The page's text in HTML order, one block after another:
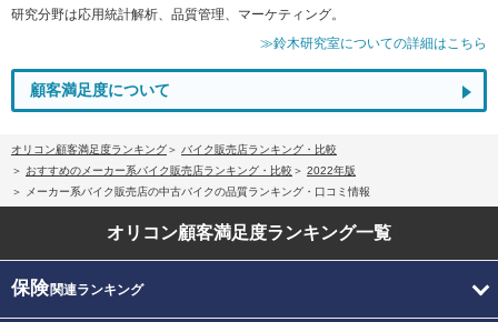
研究分野は応用統計解析、品質管理、マーケティング。
≫鈴木研究室についての詳細はこちら
顧客満足度について
オリコン顧客満足度ランキング
バイク販売店ランキング・比較
おすすめのメーカー系バイク販売店ランキング・比較
2022年版
メーカー系バイク販売店の中古バイクの品質ランキング・口コミ情報
オリコン顧客満足度ランキング一覧
保険関連ランキング